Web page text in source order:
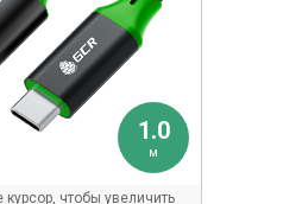
1.0
м
курсор, чтобы увеличить